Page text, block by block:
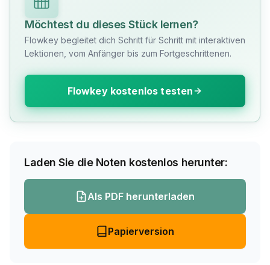
Möchtest du dieses Stück lernen?
Flowkey begleitet dich Schritt für Schritt mit interaktiven
Lektionen, vom Anfänger bis zum Fortgeschrittenen.
Flowkey kostenlos testen
Laden Sie die Noten kostenlos herunter:
Als PDF herunterladen
Papierversion